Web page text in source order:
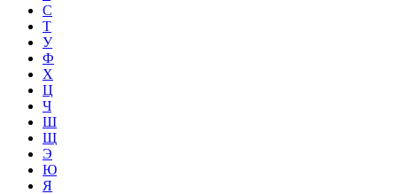
С
Т
У
Ф
Х
Ц
Ч
Ш
Щ
Э
Ю
Я